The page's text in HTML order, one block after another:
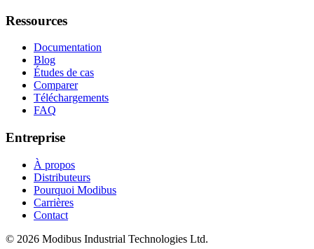
Ressources
Documentation
Blog
Études de cas
Comparer
Téléchargements
FAQ
Entreprise
À propos
Distributeurs
Pourquoi Modibus
Carrières
Contact
© 2026 Modibus Industrial Technologies Ltd.